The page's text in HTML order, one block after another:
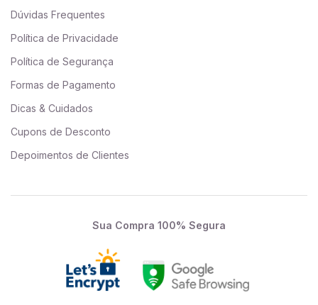
Dúvidas Frequentes
Política de Privacidade
Política de Segurança
Formas de Pagamento
Dicas & Cuidados
Cupons de Desconto
Depoimentos de Clientes
Sua Compra 100% Segura